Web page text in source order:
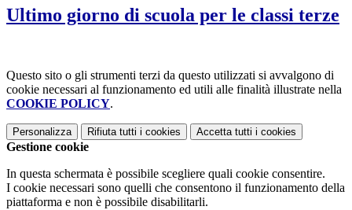
Ultimo giorno di scuola per le classi terze
Questo sito o gli strumenti terzi da questo utilizzati si avvalgono di
cookie necessari al funzionamento ed utili alle finalità illustrate nella
COOKIE POLICY.
Personalizza Rifiuta tutti i cookies Accetta tutti i cookies
Gestione cookie
In questa schermata è possibile scegliere quali cookie consentire.
I cookie necessari sono quelli che consentono il funzionamento della
piattaforma e non è possibile disabilitarli.